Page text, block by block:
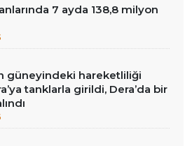
7 ayda 138,8 milyon
güneyindeki hareketliliği
tanklarla girildi, Dera’da bir